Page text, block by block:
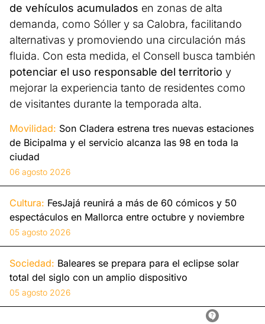
de vehículos acumulados en zonas de alta
demanda, como Sóller y sa Calobra, facilitando
alternativas y promoviendo una circulación más
fluida. Con esta medida, el Consell busca también
potenciar el uso responsable del territorio y
mejorar la experiencia tanto de residentes como
de visitantes durante la temporada alta.
Movilidad: Son Cladera estrena tres nuevas estaciones
de Bicipalma y el servicio alcanza las 98 en toda la
ciudad
06 agosto 2026
Cultura: FesJajá reunirá a más de 60 cómicos y 50
espectáculos en Mallorca entre octubre y noviembre
05 agosto 2026
Sociedad: Baleares se prepara para el eclipse solar
total del siglo con un amplio dispositivo
05 agosto 2026